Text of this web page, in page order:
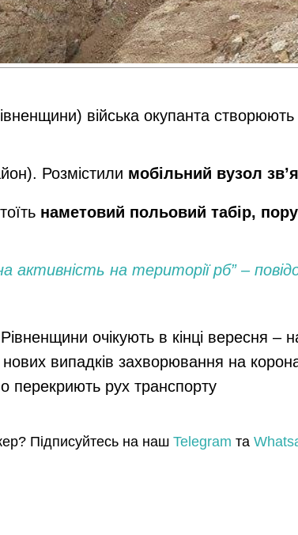
війська окупанта
Розмістили мобільний вузол
наметовий польовий табір,
активність на території рб” –
очікують в кінці вересня –
випадків захворювання на
перекриють рух транспорту
Підписуйтесь на наш Telegram та